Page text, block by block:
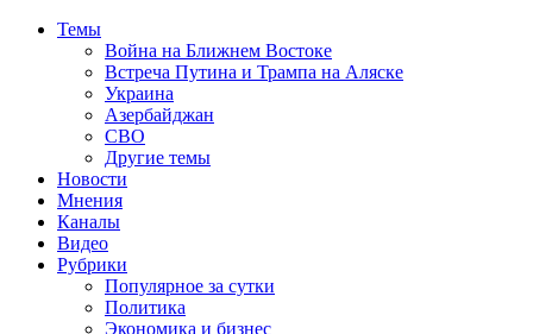
Темы
Война на Ближнем Востоке
Встреча Путина и Трампа на Аляске
Украина
Азербайджан
СВО
Другие темы
Новости
Мнения
Каналы
Видео
Рубрики
Популярное за сутки
Политика
Экономика и бизнес